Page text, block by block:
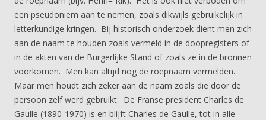
een pseudoniem aan te nemen, zoals dikwijls gebruikelijk in
letterkundige kringen. Bij historisch onderzoek dient men zich
aan de naam te houden zoals vermeld in de doopregisters of
in de akten van de Burgerlijke Stand of zoals ze in de bronnen
voorkomen. Men kan altijd nog de roepnaam vermelden.
Maar men houdt zich zeker aan de naam zoals die door de
persoon zelf werd gebruikt. De Franse president Charles de
Gaulle (1890-1970) is en blijft Charles de Gaulle, tot in alle